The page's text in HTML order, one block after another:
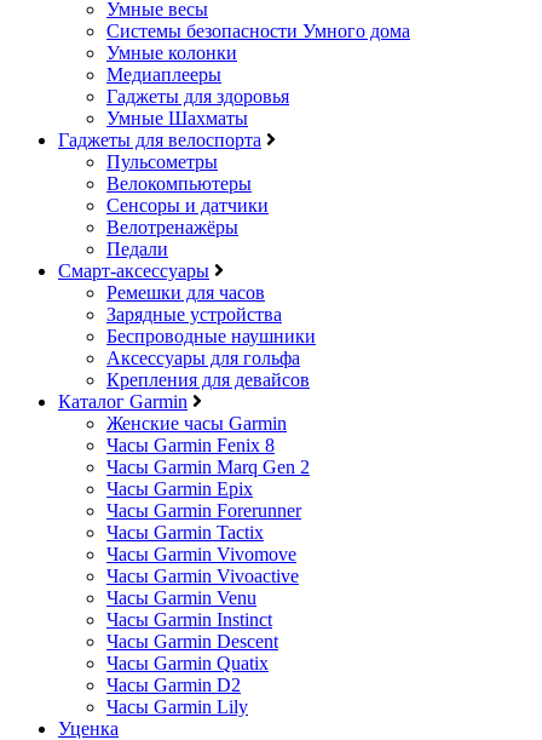
Умные весы
Системы безопасности Умного дома
Умные колонки
Медиаплееры
Гаджеты для здоровья
Умные Шахматы
Гаджеты для велоспорта
Пульсометры
Велокомпьютеры
Сенсоры и датчики
Велотренажёры
Педали
Смарт-аксессуары
Ремешки для часов
Зарядные устройства
Беспроводные наушники
Аксессуары для гольфа
Крепления для девайсов
Каталог Garmin
Женские часы Garmin
Часы Garmin Fenix 8
Часы Garmin Marq Gen 2
Часы Garmin Epix
Часы Garmin Forerunner
Часы Garmin Tactix
Часы Garmin Vivomove
Часы Garmin Vivoactive
Часы Garmin Venu
Часы Garmin Instinct
Часы Garmin Descent
Часы Garmin Quatix
Часы Garmin D2
Часы Garmin Lily
Уценка